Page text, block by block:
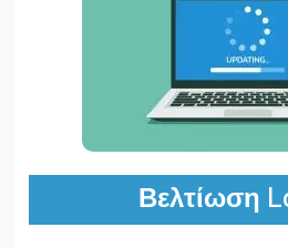
Βελτίωση